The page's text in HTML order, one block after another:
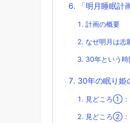
「明月睡眠計
計画の概要
なぜ明月は志
30年という
30年の眠り姫
見どころ①：
見どころ②：